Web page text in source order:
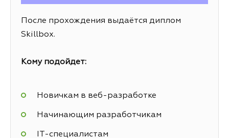
После прохождения выдаётся диплом
Skillbox.
Кому подойдет:
Новичкам в веб-разработке
Начинающим разработчикам
IT-специалистам